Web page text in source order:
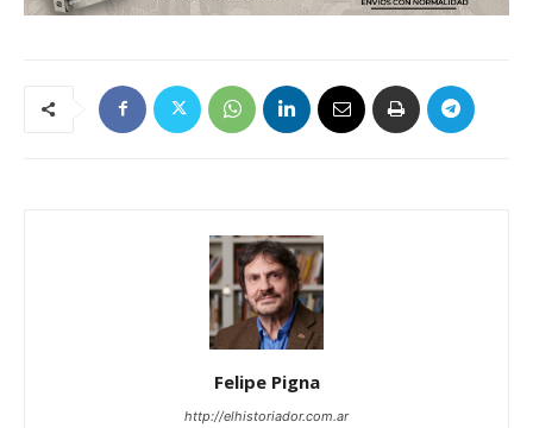
Felipe Pigna
http://elhistoriador.com.ar